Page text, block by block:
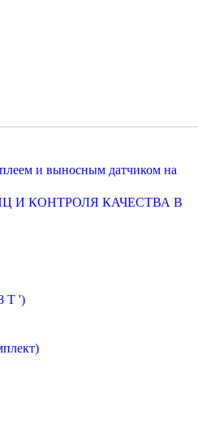
и выносным датчиком на
И КОНТРОЛЯ КАЧЕСТВА В
Т ')